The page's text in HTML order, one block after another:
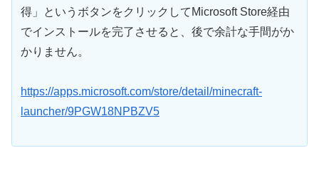
得」というボタンをクリックしてMicrosoft Store経由
でインストールを完了させると、後で余計な手間がか
かりません。
https://apps.microsoft.com/store/detail/minecraft-
launcher/9PGW18NPBZV5